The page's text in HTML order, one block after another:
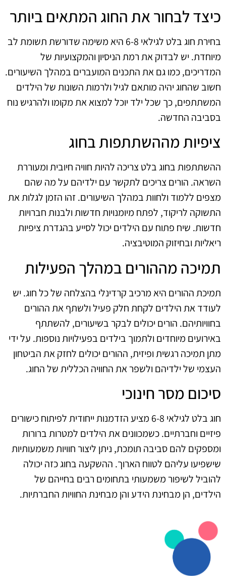
כיצד לבחור את החוג המתאים ביותר
בחירת חוג בלט לגילאי 6-8 היא משימה שדורשת תשומת לב
מיוחדת. יש לבדוק את רמת הניסיון והמקצועיות של
המדריכים, כמו גם את התכנים המועברים במהלך השיעורים.
חשוב שהחוג יהיה מותאם לגיל ולרמות השונות של הילדים
המשתתפים, כך שכל ילד יוכל למצוא את מקומו ולהרגיש נוח
בסביבה החדשה.
ציפיות מההשתתפות בחוג
ההשתתפות בחוג בלט צריכה להיות חוויה חיובית ומעוררת
השראה. הורים צריכים לתקשר עם ילדיהם על מה שהם
מצפים ללמוד ולחוות במהלך השיעורים. זהו הזמן לגלות את
התשוקה לריקוד, לפתח מיומנויות חדשות ולבנות חברויות
חדשות. שיח פתוח עם הילדים יכול לסייע בהגדרת ציפיות
ריאליות ובחיזוק המוטיבציה.
תמיכה מההורים במהלך הפעילות
תמיכת ההורים היא מרכיב קרדינלי בהצלחה של כל חוג. יש
לעודד את הילדים לקחת חלק פעיל ולשתף את ההורים
בחוויותיהם. הורים יכולים לבקר בשיעורים, להשתתף
באירועים מיוחדים ולתמוך בילדים בפעילויות נוספות. על ידי
מתן תמיכה רגשית ופיזית, ההורים יכולים לחזק את הביטחון
העצמי של ילדיהם ולשפר את החוויה הכללית של החוג.
סיכום מסר חינוכי
חוג בלט לגילאי 6-8 מציע הזדמנות ייחודית לפיתוח כישורים
פיזיים וחברתיים. כשמכוונים את הילדים למטרות ברורות
ומספקים להם סביבה תומכת, ניתן ליצור חוויות משמעותיות
שישפיעו עליהם לטווח הארוך. ההשקעה בחוג כזה יכולה
להוביל לשיפור משמעותי בתחומים רבים בחייהם של
הילדים, הן מבחינת הידע והן מבחינת החוויות החברתיות.